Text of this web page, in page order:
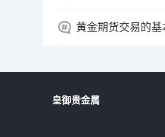
黄金期货交易的
皇御贵金属